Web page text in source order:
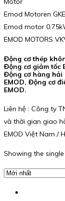
Emod Motoren
Emod motor
EMOD MOTORS
Động cơ thép
Động cơ giảm tốc
Động cơ hàng hải
EMOD, Động cơ
EMOD.
Liên hệ : Công ty
và thời gian giao
EMOD Việt Nam /
Showing the